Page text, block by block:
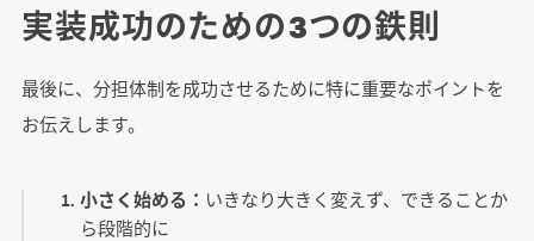
実装成功のための3つの鉄則
最後に、分担体制を成功させるために特に重要なポイントを
お伝えします。
小さく始める： いきなり大きく変えず、できることか
ら段階的に